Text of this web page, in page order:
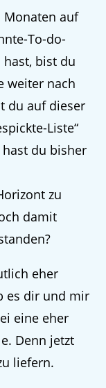
Monaten auf
To-do-
bist du
weiter nach
du auf dieser
Liste“
du bisher
zu
damit
eher
es dir und mir
eine eher
Denn jetzt
liefern.